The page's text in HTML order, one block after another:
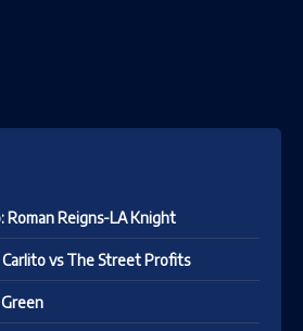
Roman Reigns-LA Knight
Carlito vs The Street Profits